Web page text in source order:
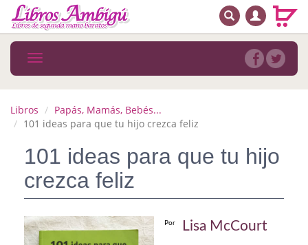
MENÚ PRINCIPAL
Novedades
Arte
Autoayuda. Conocimiento personal
BUSCAR
Toggle
navigation
Libros
Papás, Mamás, Bebés...
101 ideas para que tu hijo crezca feliz
101 ideas para que tu hijo
crezca feliz
Por Lisa McCourt